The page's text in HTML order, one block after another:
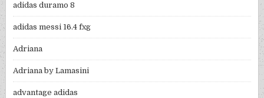
adidas duramo 8
adidas messi 16.4 fxg
Adriana
Adriana by Lamasini
advantage adidas